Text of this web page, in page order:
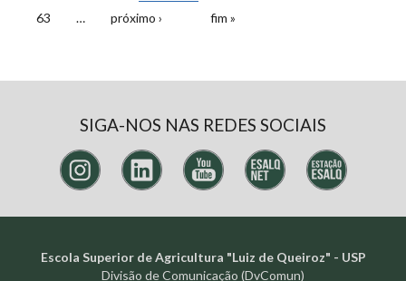
63 … próximo › fim »
SIGA-NOS NAS REDES SOCIAIS
Escola Superior de Agricultura "Luiz de Queiroz" - USP
Divisão de Comunicação (DvComun)